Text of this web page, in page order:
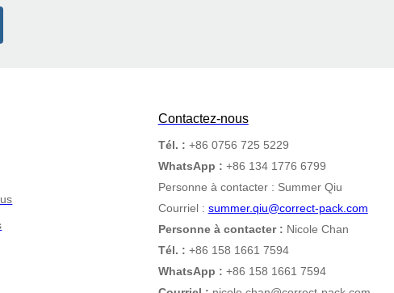
Contactez-nous
Tél. : +86 0756 725 5229
WhatsApp : +86 134 1776 6799
Personne à contacter : Summer Qiu
Courriel : summer.qiu@correct-pack.com
Personne à contacter : Nicole Chan
Tél. : +86 158 1661 7594
WhatsApp : +86 158 1661 7594